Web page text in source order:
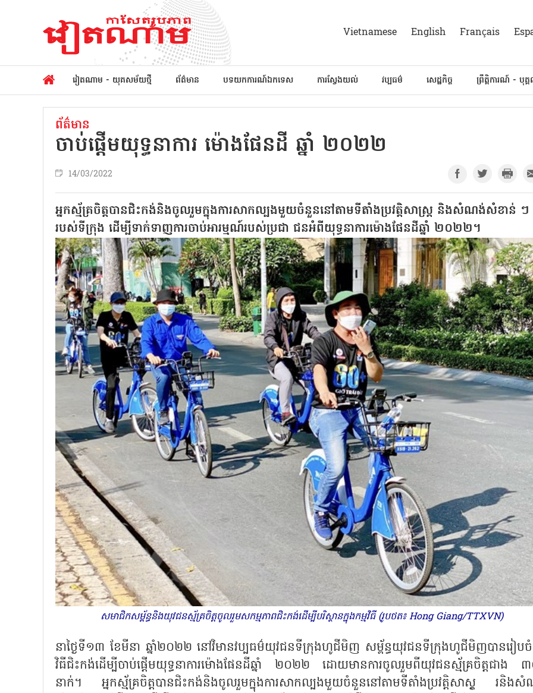
Vietnamese English Français
វៀតណាម - យុគសម័យថ្មី ព័ត៌មាន បទយកការណ៍ឯកទេស ការស្វែងយល់ វប្បធម៌ សេដ្ឋកិច្ច ព្រឹត្តិការណ៍ - បុគ្
ព័ត៌មាន
ចាប់ផ្តើមយុទ្ធនាការ ម៉ោងផែនដី ឆ្នាំ ២០២២
14/03/2022
អ្នកស្ម័គ្រចិត្ដបានជិះកង់និងចូលរួមក្នុងការសាកល្បងមួយចំនួននៅតាមទីតាំងប្រវត្តិសាស្ត្រ និងសំណង់សំខាន់ ៗ
របស់ទីក្រុង ដើម្បីទាក់ទាញការចាប់អារម្មណ៍របស់ប្រជា ជនអំពីយុទ្ធនាការម៉ោងផែនដីឆ្នាំ ២០២២។
សមាជិកសម្ព័ន្ធនិងយុវជនស្ម័គ្រចិត្តចូលរួមសកម្មភាពជិះកង់ដើម្បីបរិស្ថានក្នុងកម្មវិធី (រូបថត៖ Hong Giang/TTXVN)
នាថ្ងៃទី១៣ ខែមីនា ឆ្នាំ២០២២ នៅវិមានវប្បធម៌យុវជនទីក្រុងហូជីមិញ សម្ព័ន្ធយុវជនទីក្រុងហូជីមិញបានរៀបចំ
វិធីជិះកង់ដើម្បីចាប់ផ្តើមយុទ្ធនាការម៉ោងផែនដីឆ្នាំ ២០២២ ដោយមានការចូលរួមពីយុវជនស្ម័គ្រចិត្តជាង
នាក់។ អ្នកស្ម័គ្រចិត្ដបានជិះកង់និងចូលរួមក្នុងការសាកល្បងមួយចំនួននៅតាមទីតាំងប្រវត្តិសាស្ត្ រនិង